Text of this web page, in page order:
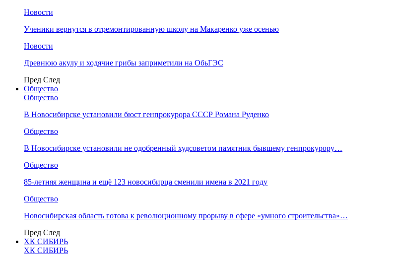
Новости
Ученики вернутся в отремонтированную школу на Макаренко уже осенью
Новости
Древнюю акулу и ходячие грибы заприметили на ОбьГЭС
Пред След
Общество
Общество
В Новосибирске установили бюст генпрокурора СССР Романа Руденко
Общество
В Новосибирске установили не одобренный худсоветом памятник бывшему генпрокурору…
Общество
85-летняя женщина и ещё 123 новосибирца сменили имена в 2021 году
Общество
Новосибирская область готова к революционному прорыву в сфере «умного строительства»…
Пред След
ХК СИБИРЬ
ХК СИБИРЬ